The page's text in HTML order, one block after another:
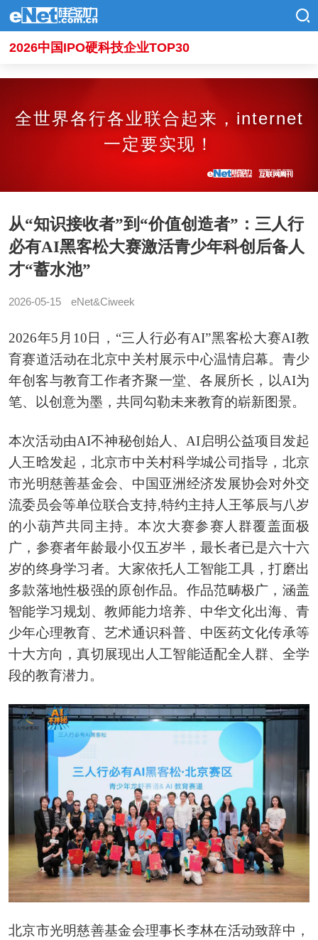
2026中国IPO硬科技企业TOP30
全世界各行各业联合起来，internet
一定要实现！
从“知识接收者”到“价值创造者”：三人行
必有AI黑客松大赛激活青少年科创后备人
才“蓄水池”
2026-05-15 eNet&Ciweek
2026年5月10日，“三人行必有AI”黑客松大赛AI教
育赛道活动在北京中关村展示中心温情启幕。青少
年创客与教育工作者齐聚一堂、各展所长，以AI为
笔、以创意为墨，共同勾勒未来教育的崭新图景。
本次活动由AI不神秘创始人、AI启明公益项目发起
人王晗发起，北京市中关村科学城公司指导，北京
市光明慈善基金会、中国亚洲经济发展协会对外交
流委员会等单位联合支持,特约主持人王筝辰与八岁
的小葫芦共同主持。本次大赛参赛人群覆盖面极
广，参赛者年龄最小仅五岁半，最长者已是六十六
岁的终身学习者。大家依托人工智能工具，打磨出
多款落地性极强的原创作品。作品范畴极广，涵盖
智能学习规划、教师能力培养、中华文化出海、青
少年心理教育、艺术通识科普、中医药文化传承等
十大方向，真切展现出人工智能适配全人群、全学
段的教育潜力。
北京市光明慈善基金会理事长李林在活动致辞中，